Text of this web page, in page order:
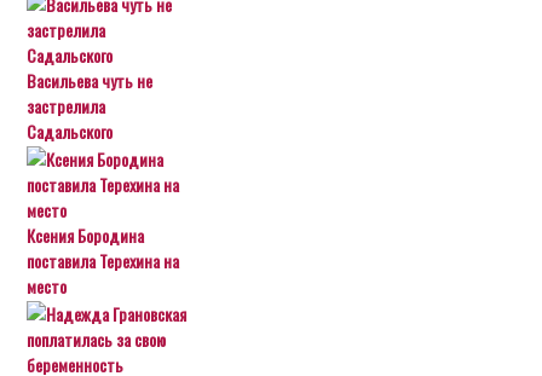
Васильева чуть не
застрелила
Садальского
Ксения Бородина
поставила Терехина на
место